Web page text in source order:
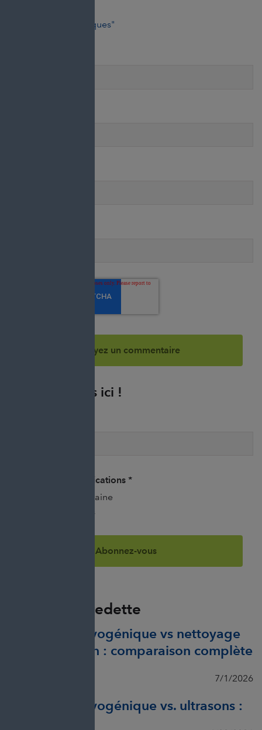
"Plastiques"
Abonnez-vous ici !
Fréquence des notifications *
Une fois par semaine
Une fois par mois
Articles en vedette
Nettoyage cryogénique vs nettoyage
haute pression : comparaison complète
7/1/2026
Nattoyage cryogénique vs. ultrasons :